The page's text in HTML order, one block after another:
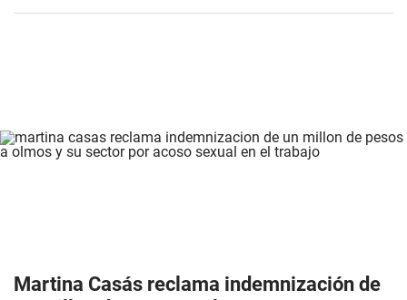
Martina Casás reclama indemnización de